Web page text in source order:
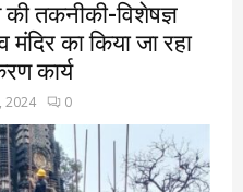
की तकनीकी-विशेषज्ञ
मंदिर का किया जा रहा
कार्य
2024 0